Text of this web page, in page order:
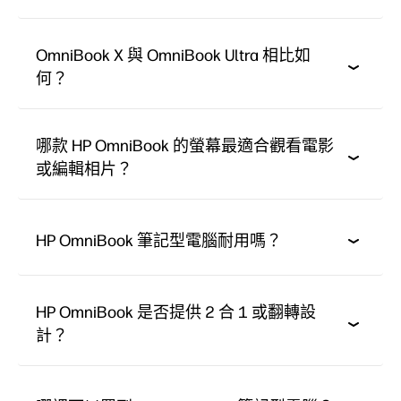
OmniBook X 與 OmniBook Ultra 相比如
何？
哪款 HP OmniBook 的螢幕最適合觀看電影
或編輯相片？
HP OmniBook 筆記型電腦耐用嗎？
HP OmniBook 是否提供 2 合 1 或翻轉設
計？